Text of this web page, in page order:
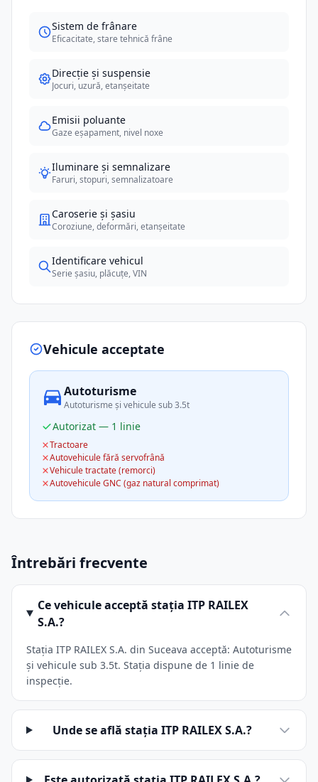
Sistem de frânare
Eficacitate, stare tehnică frâne
Direcție și suspensie
Jocuri, uzură, etanșeitate
Emisii poluante
Gaze eșapament, nivel noxe
Iluminare și semnalizare
Faruri, stopuri, semnalizatoare
Caroserie și șasiu
Coroziune, deformări, etanșeitate
Identificare vehicul
Serie șasiu, plăcuțe, VIN
Vehicule acceptate
Autoturisme
Autoturisme și vehicule sub 3.5t
Autorizat — 1 linie
Tractoare
Autovehicule fără servofrână
Vehicule tractate (remorci)
Autovehicule GNC (gaz natural comprimat)
Întrebări frecvente
Ce vehicule acceptă stația ITP RAILEX
S.A.?
Stația ITP RAILEX S.A. din Suceava acceptă: Autoturisme
și vehicule sub 3.5t. Stația dispune de 1 linie de
inspecție.
Unde se află stația ITP RAILEX S.A.?